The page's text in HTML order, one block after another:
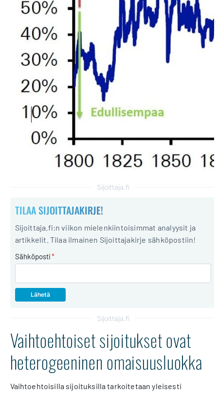
Sijoittaja.fi
TILAA SIJOITTAJAKIRJE!
Sijoittaja.fi:n viikon mielenkiintoisimmat analyysit ja
artikkelit. Tilaa ilmainen Sijoittajakirje sähköpostiin!
Sähköposti*
Sijoittaja.fi
Vaihtoehtoiset sijoitukset ovat
heterogeeninen omaisuusluokka
Vaihtoehtoisilla sijoituksilla tarkoitetaan yleisesti